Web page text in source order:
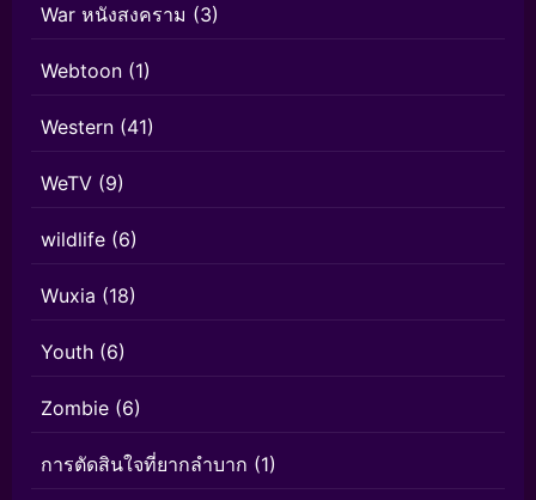
War หนังสงคราม (3)
Webtoon (1)
Western (41)
WeTV (9)
wildlife (6)
Wuxia (18)
Youth (6)
Zombie (6)
การตัดสินใจที่ยากลำบาก (1)